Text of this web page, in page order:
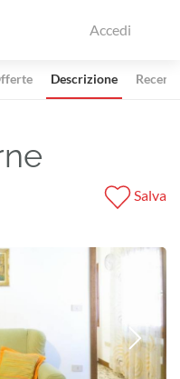
Accedi
Descrizione
Salva